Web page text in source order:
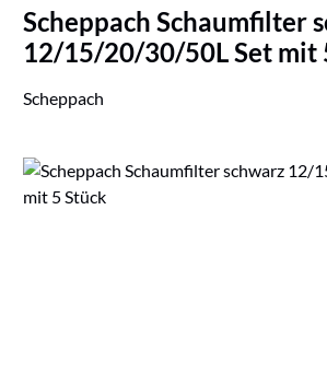
Scheppach Schaumfilter
12/15/20/30/50L Set mit
Scheppach
Bildergalerie überspringen